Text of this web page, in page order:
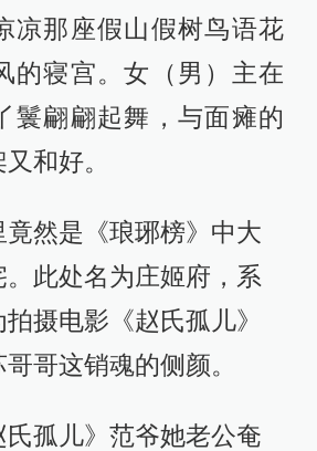
凉那座假山假树鸟语花
的寝宫。女（男）主在
鬟翩翩起舞，与面瘫的
和好。
然是《琅琊榜》中大
此处名为庄姬府，系
摄电影《赵氏孤儿》
哥这销魂的侧颜。
孤儿》范爷她老公奄